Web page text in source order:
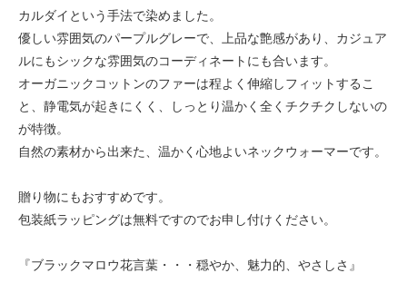
カルダイという手法で染めました。
優しい雰囲気のパープルグレーで、上品な艶感があり、カジュア
ルにもシックな雰囲気のコーディネートにも合います。
オーガニックコットンのファーは程よく伸縮しフィットするこ
と、静電気が起きにくく、しっとり温かく全くチクチクしないの
が特徴。
自然の素材から出来た、温かく心地よいネックウォーマーです。
贈り物にもおすすめです。
包装紙ラッピングは無料ですのでお申し付けください。
『ブラックマロウ花言葉・・・穏やか、魅力的、やさしさ』